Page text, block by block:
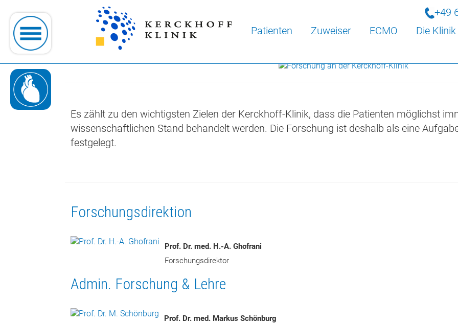
+49
Patienten
Zuweiser ECMO Die Klinik
Es zählt zu den wichtigsten Zielen der Kerckhoff-Klinik, dass die Patienten möglichst
wissenschaftlichen Stand behandelt werden. Die Forschung ist deshalb als eine
festgelegt.
Forschungsdirektion
Prof. Dr. med. H.-A. Ghofrani
Forschungsdirektor
Admin. Forschung & Lehre
Prof. Dr. med. Markus Schönburg